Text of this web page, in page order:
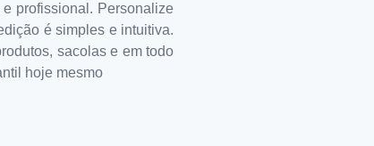
profissional. Personalize
é simples e intuitiva.
sacolas e em todo
hoje mesmo